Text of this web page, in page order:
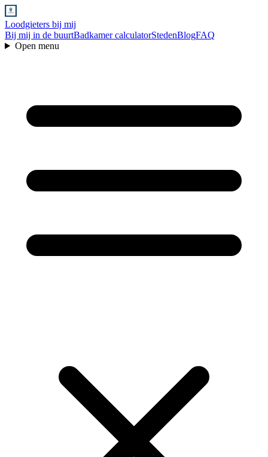
Loodgieters bij mij
Bij mij in de buurtBadkamer calculatorStedenBlogFAQ
Open menu